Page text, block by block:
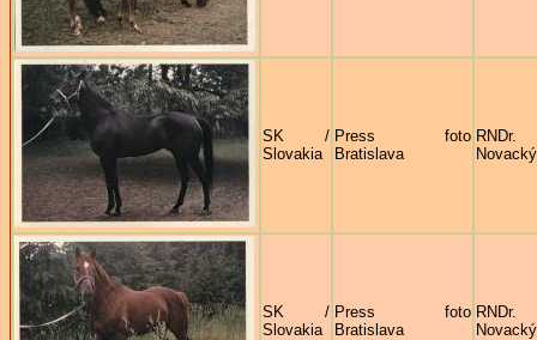
SK /
Slovakia
Press foto
Bratislava
Novacký
SK /
Slovakia
Press foto
Bratislava
Novacký